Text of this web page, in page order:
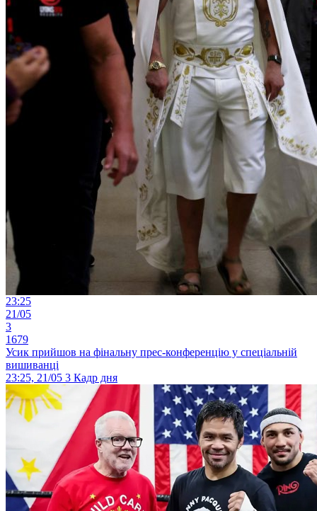
23:25
21/05
3
1679
Усик прийшов на фінальну прес-конференцію у спеціальній
вишиванці
23:25, 21/05 3 Кадр дня